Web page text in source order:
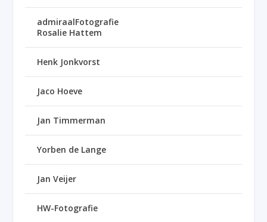
admiraalFotografie
Rosalie Hattem
Henk Jonkvorst
Jaco Hoeve
Jan Timmerman
Yorben de Lange
Jan Veijer
HW-Fotografie